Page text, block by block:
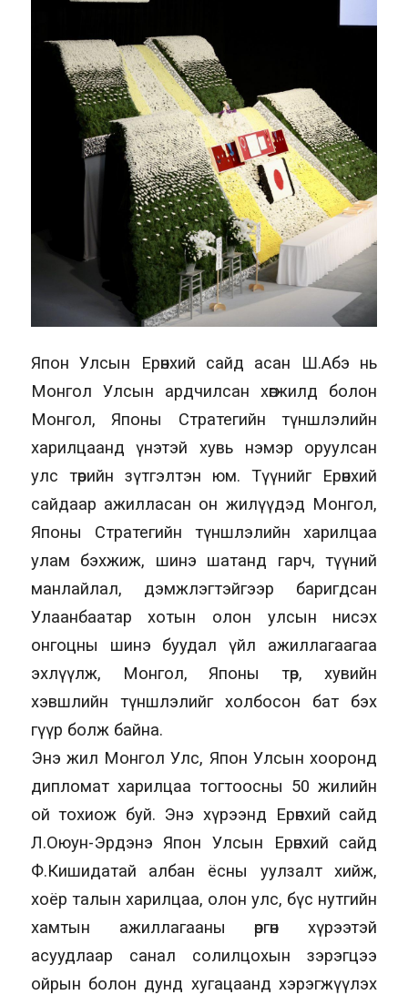
Япон Улсын Ерөнхий сайд асан Ш.Абэ нь
Монгол Улсын ардчилсан хөгжилд болон
Монгол, Японы Стратегийн түншлэлийн
харилцаанд үнэтэй хувь нэмэр оруулсан
улс төрийн зүтгэлтэн юм. Түүнийг Ерөнхий
сайдаар ажилласан он жилүүдэд Монгол,
Японы Стратегийн түншлэлийн харилцаа
улам бэхжиж, шинэ шатанд гарч, түүний
манлайлал, дэмжлэгтэйгээр баригдсан
Улаанбаатар хотын олон улсын нисэх
онгоцны шинэ буудал үйл ажиллагаагаа
эхлүүлж, Монгол, Японы төр, хувийн
хэвшлийн түншлэлийг холбосон бат бэх
гүүр болж байна.
Энэ жил Монгол Улс, Япон Улсын хооронд
дипломат харилцаа тогтоосны 50 жилийн
ой тохиож буй. Энэ хүрээнд Ерөнхий сайд
Л.Оюун-Эрдэнэ Япон Улсын Ерөнхий сайд
Ф.Кишидатай албан ёсны уулзалт хийж,
хоёр талын харилцаа, олон улс, бүс нутгийн
хамтын ажиллагааны өргөн хүрээтэй
асуудлаар санал солилцохын зэрэгцээ
ойрын болон дунд хугацаанд хэрэгжүүлэх